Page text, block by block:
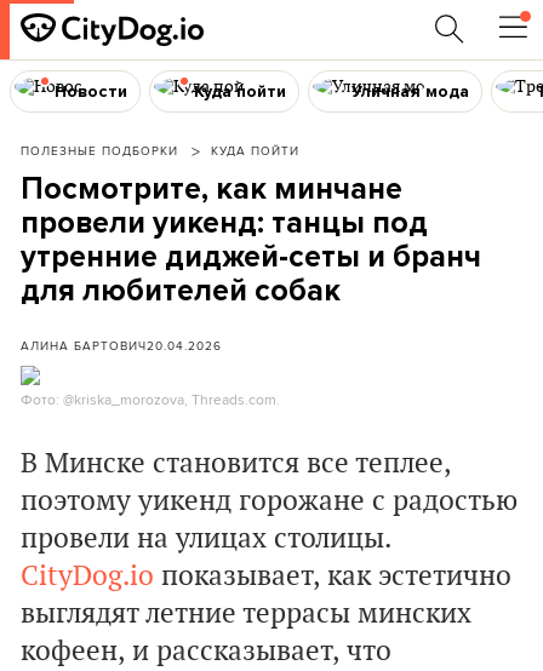
Новости Куда пойти Уличная мода
ПОЛЕЗНЫЕ ПОДБОРКИ КУДА ПОЙТИ
Посмотрите, как минчане
провели уикенд: танцы под
утренние диджей-сеты и бранч
для любителей собак
АЛИНА БАРТОВИЧ20.04.2026
Фото: @kriska_morozova, Threads.com.
В Минске становится все теплее,
поэтому уикенд горожане с радостью
провели на улицах столицы.
CityDog.io показывает, как эстетично
выглядят летние террасы минских
кофеен, и рассказывает, что